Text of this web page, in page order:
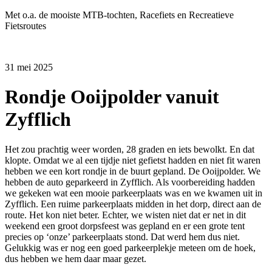
Met o.a. de mooiste MTB-tochten, Racefiets en Recreatieve
Fietsroutes
31 mei 2025
Rondje Ooijpolder vanuit
Zyfflich
Het zou prachtig weer worden, 28 graden en iets bewolkt. En dat
klopte. Omdat we al een tijdje niet gefietst hadden en niet fit waren
hebben we een kort rondje in de buurt gepland. De Ooijpolder. We
hebben de auto geparkeerd in Zyfflich. Als voorbereiding hadden
we gekeken wat een mooie parkeerplaats was en we kwamen uit in
Zyfflich. Een ruime parkeerplaats midden in het dorp, direct aan de
route. Het kon niet beter. Echter, we wisten niet dat er net in dit
weekend een groot dorpsfeest was gepland en er een grote tent
precies op ‘onze’ parkeerplaats stond. Dat werd hem dus niet.
Gelukkig was er nog een goed parkeerplekje meteen om de hoek,
dus hebben we hem daar maar gezet.